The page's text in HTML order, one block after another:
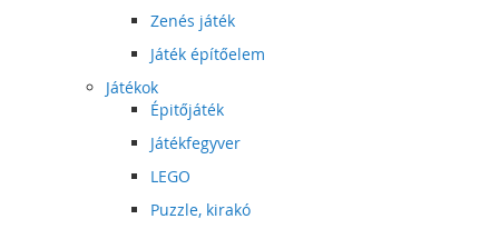
Zenés játék
Játék építőelem
Játékok
Épitőjáték
Játékfegyver
LEGO
Puzzle, kirakó